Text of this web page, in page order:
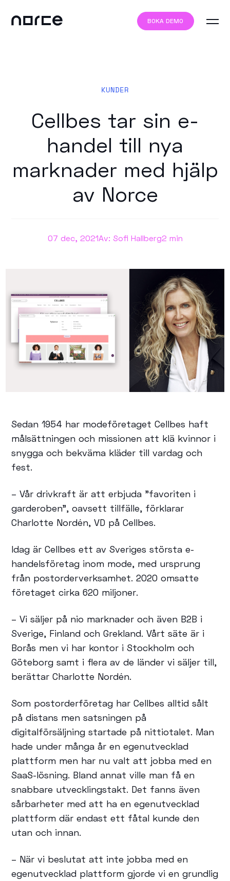
BOKA DEMO
KUNDER
Cellbes tar sin e-
handel till nya
marknader med hjälp
av Norce
07 dec, 2021Av: Sofi Hallberg2 min
Sedan 1954 har modeföretaget Cellbes haft
målsättningen och missionen att klä kvinnor i
snygga och bekväma kläder till vardag och
fest.
– Vår drivkraft är att erbjuda ”favoriten i
garderoben”, oavsett tillfälle, förklarar
Charlotte Nordén, VD på Cellbes.
Idag är Cellbes ett av Sveriges största e-
handelsföretag inom mode, med ursprung
från postorderverksamhet. 2020 omsatte
företaget cirka 620 miljoner.
– Vi säljer på nio marknader och även B2B i
Sverige, Finland och Grekland. Vårt säte är i
Borås men vi har kontor i Stockholm och
Göteborg samt i flera av de länder vi säljer till,
berättar Charlotte Nordén.
Som postorderföretag har Cellbes alltid sålt
på distans men satsningen på
digitalförsäljning startade på nittiotalet. Man
hade under många år en egenutvecklad
plattform men har nu valt att jobba med en
SaaS-lösning. Bland annat ville man få en
snabbare utvecklingstakt. Det fanns även
sårbarheter med att ha en egenutvecklad
plattform där endast ett fåtal kunde den
utan och innan.
– När vi beslutat att inte jobba med en
egenutvecklad plattform gjorde vi en grundlig